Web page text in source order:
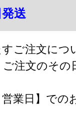
送
ご注文につ
ご注文のそ
業日】での